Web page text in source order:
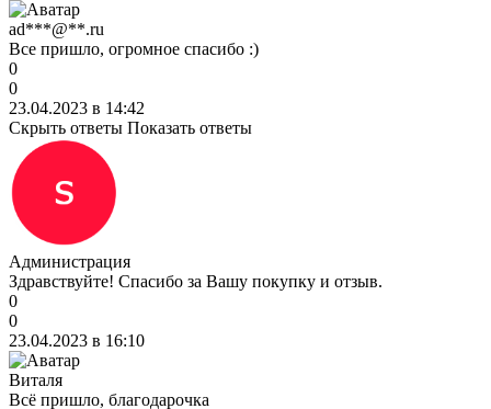
ad***@**.ru
Все пришло, огромное спасибо :)
0
0
23.04.2023 в 14:42
Скрыть ответы Показать ответы
Администрация
Здравствуйте! Спасибо за Вашу покупку и отзыв.
0
0
23.04.2023 в 16:10
Виталя
Всё пришло, благодарочка